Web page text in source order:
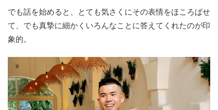
でも話を始めると、とても気さくにその表情をほころばせ
て、でも真摯に細かくいろんなことに答えてくれたのが印
象的。